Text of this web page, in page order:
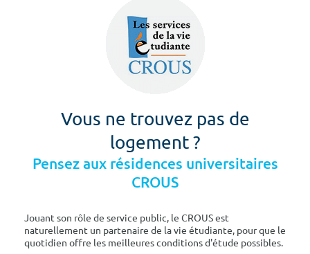
Vous ne trouvez pas de
logement ?
Pensez aux résidences universitaires
CROUS
Jouant son rôle de service public, le CROUS est
naturellement un partenaire de la vie étudiante, pour que le
quotidien offre les meilleures conditions d'étude possibles.